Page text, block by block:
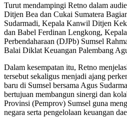
Turut mendampingi Retno dalam
Ditjen Bea dan Cukai Sumatera
Sudarmadi, Kepala Kanwil Ditjen
dan Babel Ferdinan Lengkong,
Perbendaharaan (DJPb) Sumsel
Balai Diklat Keuangan Palembang
Dalam kesempatan itu, Retno
tersebut sekaligus menjadi ajang
baru di Sumsel bersama Agus
bertujuan membangun sinergi dan
Provinsi (Pemprov) Sumsel guna
negara serta pengelolaan keuangan